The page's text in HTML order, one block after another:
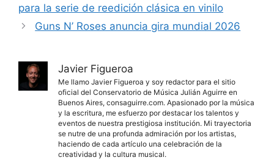
para la serie de reedición clásica en vinilo
Guns N’ Roses anuncia gira mundial 2026
Javier Figueroa
Me llamo Javier Figueroa y soy redactor para el sitio
oficial del Conservatorio de Música Julián Aguirre en
Buenos Aires, consaguirre.com. Apasionado por la música
y la escritura, me esfuerzo por destacar los talentos y
eventos de nuestra prestigiosa institución. Mi trayectoria
se nutre de una profunda admiración por los artistas,
haciendo de cada artículo una celebración de la
creatividad y la cultura musical.